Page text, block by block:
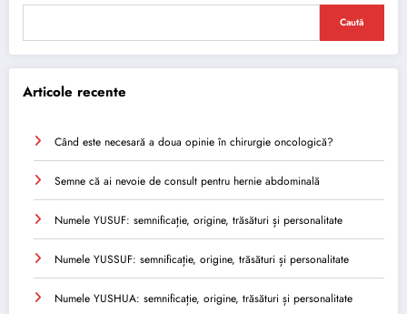
Caută
Articole recente
Când este necesară a doua opinie în chirurgie oncologică?
Semne că ai nevoie de consult pentru hernie abdominală
Numele YUSUF: semnificație, origine, trăsături și personalitate
Numele YUSSUF: semnificație, origine, trăsături și personalitate
Numele YUSHUA: semnificație, origine, trăsături și personalitate